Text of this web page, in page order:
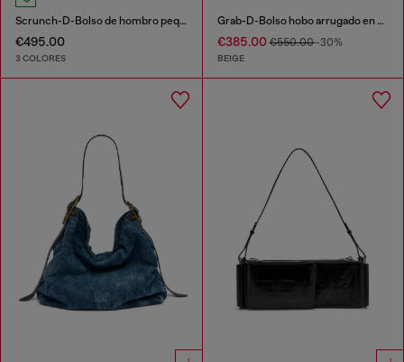
Scrunch-D-Bolso de hombro pequeño de cuero arrugado
€495.00
3 COLORES
Grab-D-Bolso hobo arrugado en piel efecto serpiente
€385.00€550.00-30%
BEIGE